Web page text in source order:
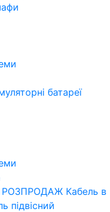
батареї
РОЗПРОДАЖ Кабель в
підвісний